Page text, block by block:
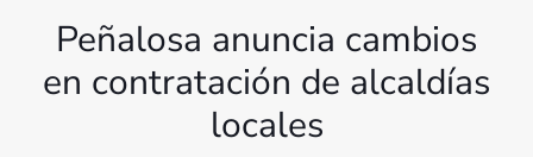
Peñalosa anuncia cambios
en contratación de alcaldías
locales